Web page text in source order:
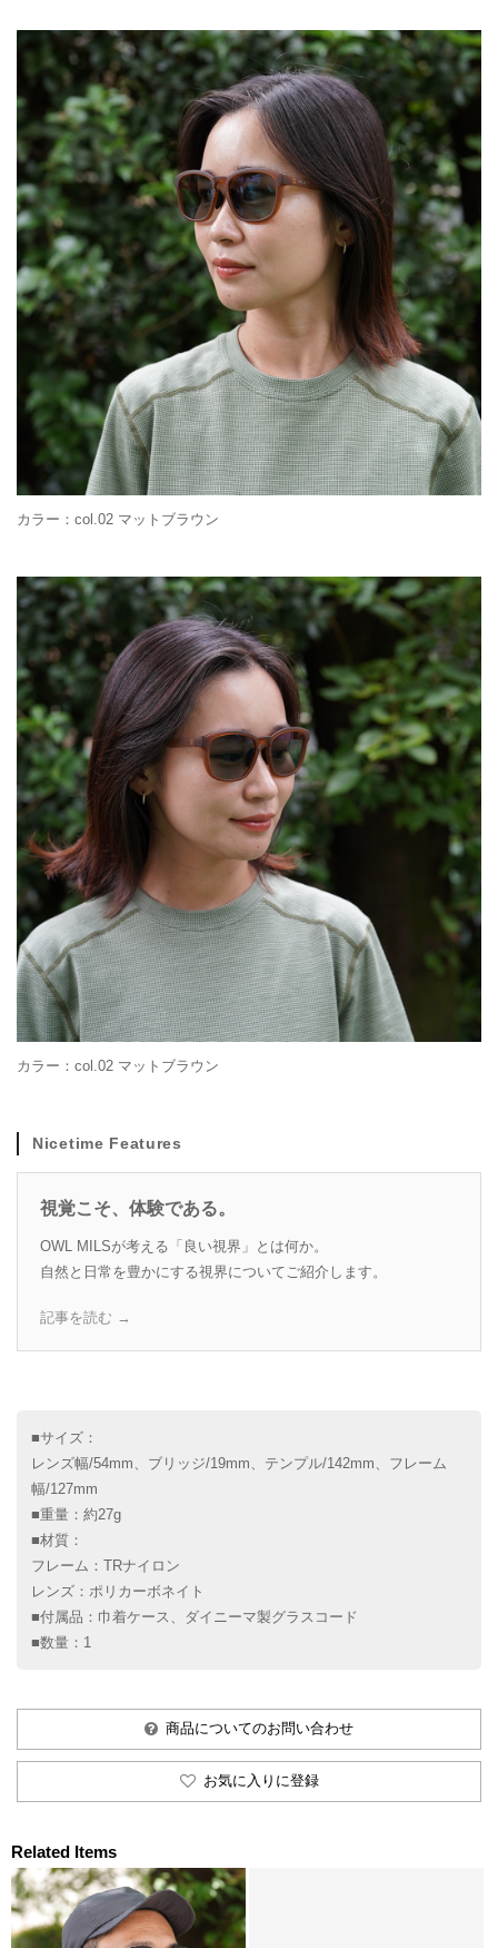
カラー：col.02 マットブラウン
カラー：col.02 マットブラウン
Nicetime Features
視覚こそ、体験である。
OWL MILSが考える「良い視界」とは何か。
自然と日常を豊かにする視界についてご紹介します。
記事を読む →
■サイズ：
レンズ幅/54mm、ブリッジ/19mm、テンプル/142mm、フレーム
幅/127mm
■重量：約27g
■材質：
フレーム：TRナイロン
レンズ：ポリカーボネイト
■付属品：巾着ケース、ダイニーマ製グラスコード
■数量：1
商品についてのお問い合わせ
お気に入りに登録
Related Items